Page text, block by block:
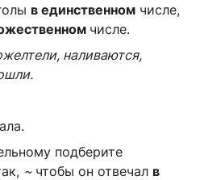
в единственном числе,
числе.
наливаются,
подберите
~ чтобы он отвечал в